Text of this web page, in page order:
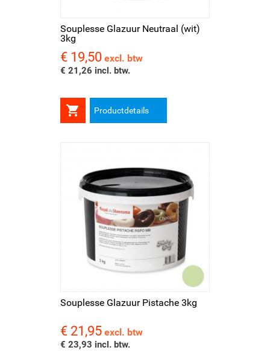
Souplesse Glazuur Neutraal (wit)
3kg
Prijs
€ 19,50 excl. btw
€ 21,26 incl. btw.
 Productdetails
Souplesse Glazuur Pistache 3kg
Prijs
€ 21,95 excl. btw
€ 23,93 incl. btw.